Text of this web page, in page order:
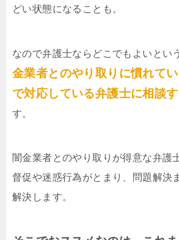
どい状態になることも。
なので弁護士ならどこでもよいとい
金業者とのやり取りに慣れて
で対応している弁護士に相談
す。
闇金業者とのやり取りが得意な弁護
督促や迷惑行為がとまり、問題解決
解決します。